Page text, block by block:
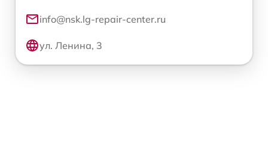
info@nsk.lg-repair-center.ru
ул. Ленина, 3